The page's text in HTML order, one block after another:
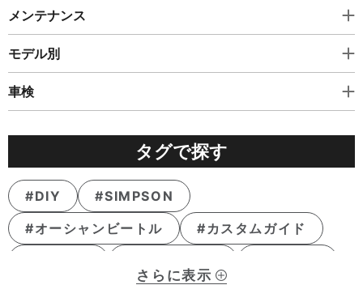
メンテナンス
モデル別
車検
タグで探す
#DIY
#SIMPSON
#オーシャンビートル
#カスタムガイド
さらに表示